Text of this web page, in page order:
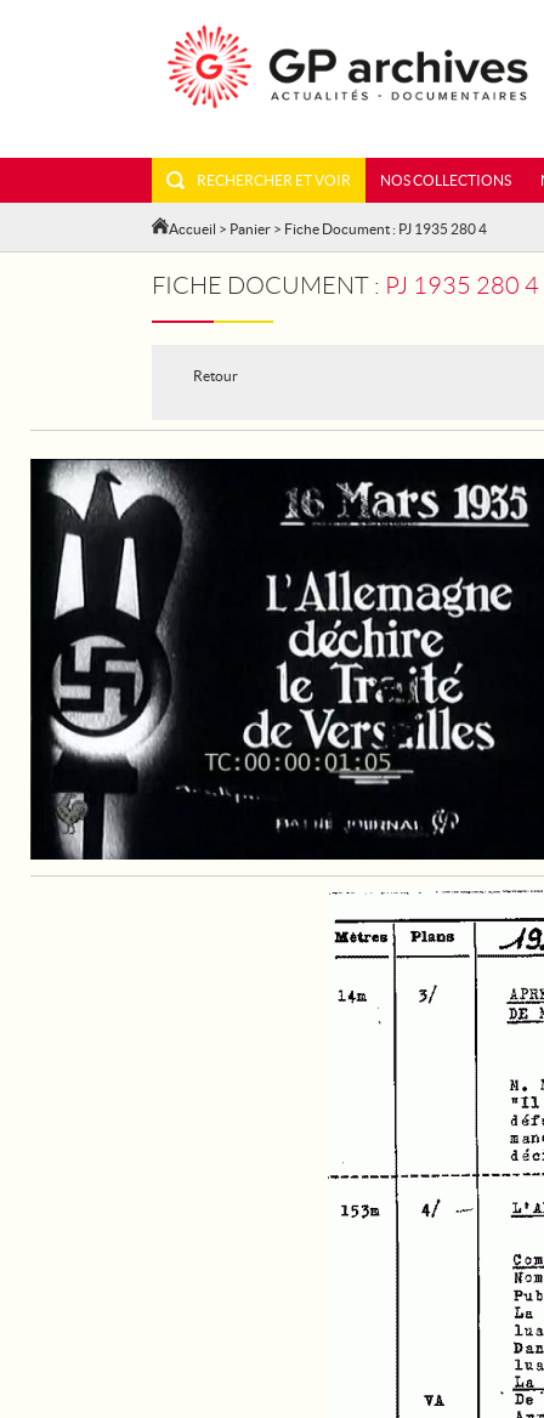
RECHERCHER ET VOIR NOS COLLECTIONS
Accueil > Panier > Fiche Document : PJ 1935 280 4
FICHE DOCUMENT : PJ 1935 280 4
Retour